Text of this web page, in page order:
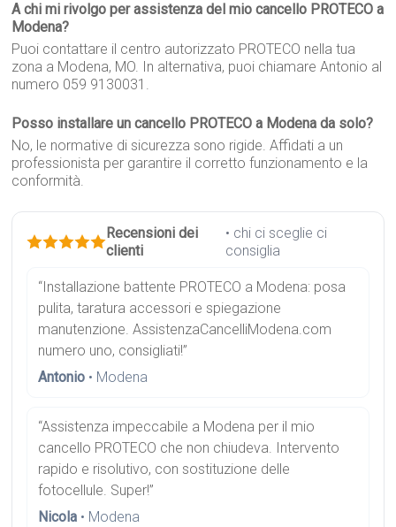
A chi mi rivolgo per assistenza del mio cancello PROTECO a
Modena?
Puoi contattare il centro autorizzato PROTECO nella tua
zona a Modena, MO. In alternativa, puoi chiamare Antonio al
numero 059 9130031.
Posso installare un cancello PROTECO a Modena da solo?
No, le normative di sicurezza sono rigide. Affidati a un
professionista per garantire il corretto funzionamento e la
conformità.
Recensioni dei
clienti
• chi ci sceglie ci
consiglia
“Installazione battente PROTECO a Modena: posa
pulita, taratura accessori e spiegazione
manutenzione. AssistenzaCancelliModena.com
numero uno, consigliati!”
Antonio • Modena
“Assistenza impeccabile a Modena per il mio
cancello PROTECO che non chiudeva. Intervento
rapido e risolutivo, con sostituzione delle
fotocellule. Super!”
Nicola • Modena